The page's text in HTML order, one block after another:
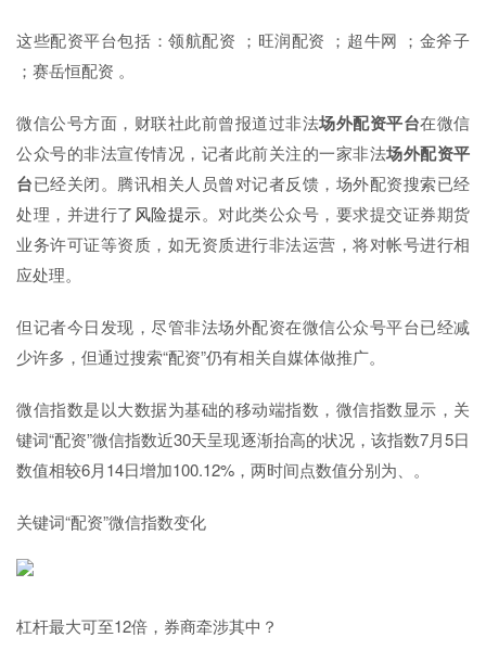
这些配资平台包括：领航配资 ；旺润配资 ；超牛网 ；金斧子
；赛岳恒配资 。
微信公号方面，财联社此前曾报道过非法场外配资平台在微信
公众号的非法宣传情况，记者此前关注的一家非法场外配资平
台已经关闭。腾讯相关人员曾对记者反馈，场外配资搜索已经
处理，并进行了 风险提示。对此类公众号，要求提交证券期货
业务许可证等资质，如无资质进行非法运营，将对帐号进行相
应处理。
但记者今日发现，尽管非法场外配资在微信公众号平台已经减
少许多，但通过搜索“配资”仍有相关自媒体做推广。
微信指数是以大数据为基础的移动端指数，微信指数显示，关
键词“配资”微信指数近30天呈现逐渐抬高的状况，该指数7月5日
数值相较6月14日增加100.12%，两时间点数值分别为、。
关键词“配资”微信指数变化
杠杆最大可至12倍，券商牵涉其中？